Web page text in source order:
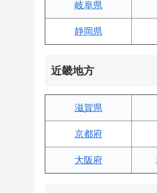
岐阜県
静岡県
近畿地方
滋賀県
京都府
大阪府